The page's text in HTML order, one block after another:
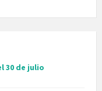
30 de julio